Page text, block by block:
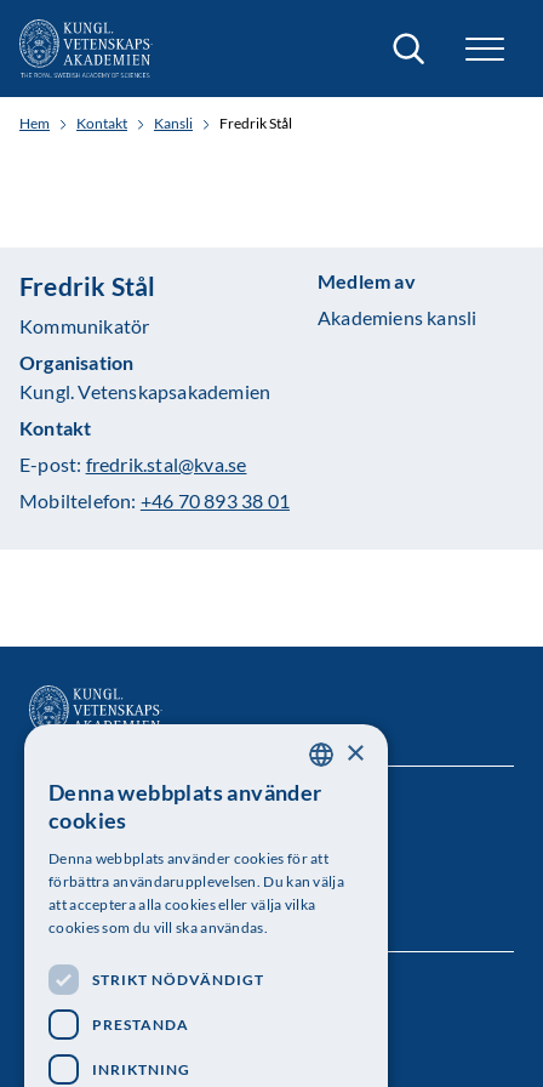
Sök
Hem Kontakt Kansli Fredrik Stål
Fredrik Stål
Kommunikatör
Organisation
Kungl. Vetenskapsakademien
Medlem av
Akademiens kansli
Kontakt
E-post: fredrik.stal@kva.se
Mobiltelefon: +46 70 893 38 01
Kungl. Vetenskapsakademien
Besöksadress: Lilla Frescativägen 4A
Telefon: 08-673 95 00
Följ oss
SWEDISH
×
Denna webbplats använder
cookies
Denna webbplats använder cookies för att
förbättra användarupplevelsen. Du kan välja
att acceptera alla cookies eller välja vilka
cookies som du vill ska användas.
STRIKT NÖDVÄNDIGT
PRESTANDA
INRIKTNING